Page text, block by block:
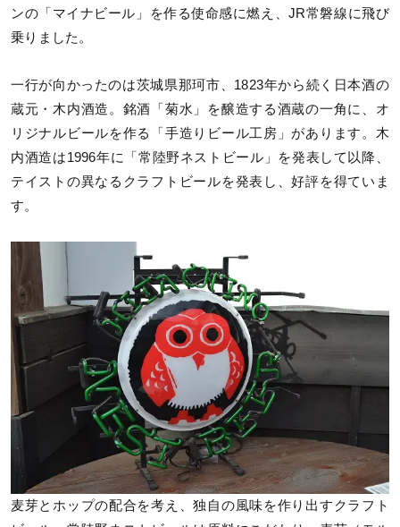
ンの「マイナビール」を作る使命感に燃え、JR常磐線に飛び
乗りました。
一行が向かったのは茨城県那珂市、1823年から続く日本酒の
蔵元・木内酒造。銘酒「菊水」を醸造する酒蔵の一角に、オ
リジナルビールを作る「手造りビール工房」があります。木
内酒造は1996年に「常陸野ネストビール」を発表して以降、
テイストの異なるクラフトビールを発表し、好評を得ていま
す。
麦芽とホップの配合を考え、独自の風味を作り出すクラフト